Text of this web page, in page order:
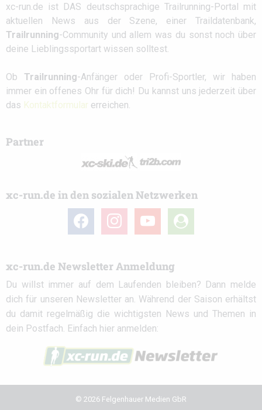
xc-run.de ist DAS deutschsprachige Trailrunning-Portal mit
aktuellen News aus der Szene, einer Traildatenbank,
Trailrunning-Community und allem was du sonst noch über
deine Lieblingssportart wissen solltest.
Ob Trailrunning-Anfänger oder Profi-Sportler, wir haben
immer ein offenes Ohr für dich! Du kannst uns jederzeit über
das Kontaktformular erreichen.
Partner
xc-run.de in den sozialen Netzwerken
facebook instagramyoutube
user-
circle
xc-run.de Newsletter Anmeldung
Du willst immer auf dem Laufenden bleiben? Dann melde
dich für unseren Newsletter an. Während der Saison erhältst
du damit regelmäßig die wichtigsten News und Themen in
dein Postfach. Einfach hier anmelden:
© 2026 Felgenhauer Medien GbR